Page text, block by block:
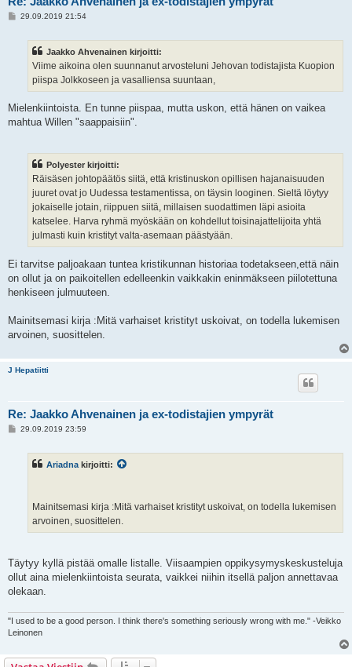
V29.09.2019 21:54
Jaakko Ahvenainen kirjoitti:
Viime aikoina olen suunnanut arvosteluni Jehovan todistajista Kuopion
piispa Jolkkoseen ja vasalliensa suuntaan,
Mielenkiintoista. En tunne piispaa, mutta uskon, että hänen on vaikea
mahtua Willen "saappaisiin".
Polyester kirjoitti:
Räisäsen johtopäätös siitä, että kristinuskon opillisen hajanaisuuden
juuret ovat jo Uudessa testamentissa, on täysin looginen. Sieltä löytyy
jokaiselle jotain, riippuen siitä, millaisen suodattimen läpi asioita
katselee. Harva ryhmä myöskään on kohdellut toisinajattelijoita yhtä
julmasti kuin kristityt valta-asemaan päästyään.
Ei tarvitse paljoakaan tuntea kristikunnan historiaa todetakseen,että näin
on ollut ja on paikoitellen edelleenkin vaikkakin eninmäkseen piilotettuna
henkiseen julmuuteen.
Mainitsemasi kirja :Mitä varhaiset kristityt uskoivat, on todella lukemisen
arvoinen, suosittelen.
J Hepatiitti
Re: Jaakko Ahvenainen ja ex-todistajien ympyrät
V29.09.2019 23:59
Ariadna kirjoitti:
Mainitsemasi kirja :Mitä varhaiset kristityt uskoivat, on todella lukemisen
arvoinen, suosittelen.
Täytyy kyllä pistää omalle listalle. Viisaampien oppikysymyskeskusteluja
ollut aina mielenkiintoista seurata, vaikkei niihin itsellä paljon annettavaa
olekaan.
"I used to be a good person. I think there's something seriously wrong with me." -Veikko
Leinonen